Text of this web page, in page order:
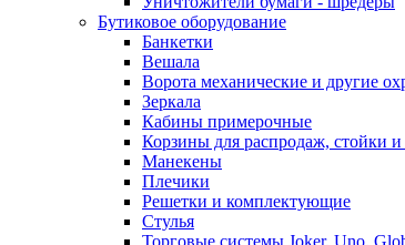
Бутиковое оборудование
Банкетки
Вешала
Ворота механические и другие
Зеркала
Кабины примерочные
Корзины для распродаж, стойки и
Манекены
Плечики
Решетки и комплектующие
Стулья
Торговые системы Joker, Uno,